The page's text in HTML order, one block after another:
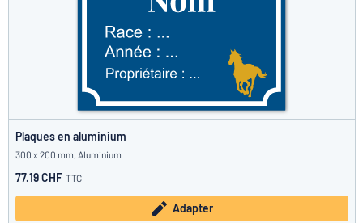
Plaques en aluminium
300 x 200 mm, Aluminium
77.19 CHF TTC
Adapter